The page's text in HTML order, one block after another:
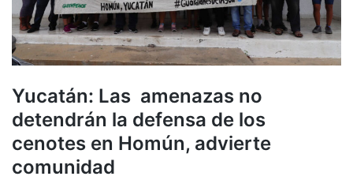
Yucatán: Las amenazas no
detendrán la defensa de los
cenotes en Homún, advierte
comunidad